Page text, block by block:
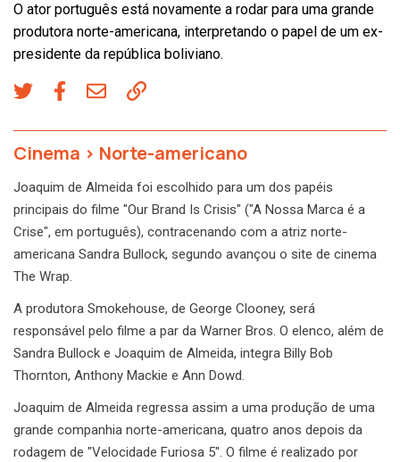
O ator português está novamente a rodar para uma grande
produtora norte-americana, interpretando o papel de um ex-
presidente da república boliviano.
Cinema > Norte-americano
Joaquim de Almeida foi escolhido para um dos papéis
principais do filme "Our Brand Is Crisis" ("A Nossa Marca é a
Crise", em português), contracenando com a atriz norte-
americana Sandra Bullock, segundo avançou o site de cinema
The Wrap.
A produtora Smokehouse, de George Clooney, será
responsável pelo filme a par da Warner Bros. O elenco, além de
Sandra Bullock e Joaquim de Almeida, integra Billy Bob
Thornton, Anthony Mackie e Ann Dowd.
Joaquim de Almeida regressa assim a uma produção de uma
grande companhia norte-americana, quatro anos depois da
rodagem de "Velocidade Furiosa 5". O filme é realizado por